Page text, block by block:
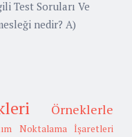
Test Soruları Ve
nedir? A)
Örneklerle
Noktalama İşaretleri